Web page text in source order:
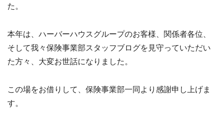
た。
本年は、ハーバーハウスグループのお客様、関係者各位、
そして我々保険事業部スタッフブログを見守っていただい
た方々、大変お世話になりました。
この場をお借りして、保険事業部一同より感謝申し上げま
す。